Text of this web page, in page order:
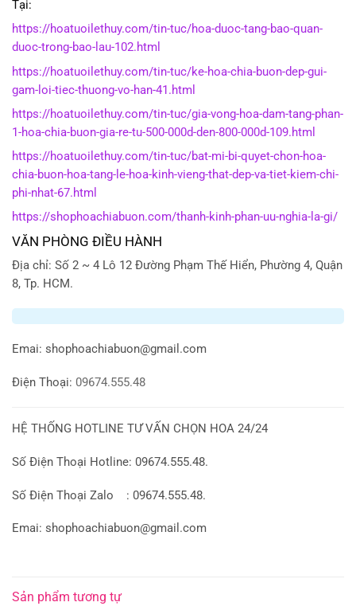
Tại:
https://hoatuoilethuy.com/tin-tuc/hoa-duoc-tang-bao-quan-
duoc-trong-bao-lau-102.html
https://hoatuoilethuy.com/tin-tuc/ke-hoa-chia-buon-dep-gui-
gam-loi-tiec-thuong-vo-han-41.html
https://hoatuoilethuy.com/tin-tuc/gia-vong-hoa-dam-tang-phan-
1-hoa-chia-buon-gia-re-tu-500-000d-den-800-000d-109.html
https://hoatuoilethuy.com/tin-tuc/bat-mi-bi-quyet-chon-hoa-
chia-buon-hoa-tang-le-hoa-kinh-vieng-that-dep-va-tiet-kiem-chi-
phi-nhat-67.html
https://shophoachiabuon.com/thanh-kinh-phan-uu-nghia-la-gi/
VĂN PHÒNG ĐIỀU HÀNH
Địa chỉ: Số 2 ~ 4 Lô 12 Đường Phạm Thế Hiển, Phường 4, Quận
8, Tp. HCM.
Emai: shophoachiabuon@gmail.com
Điện Thoại: 09674.555.48
HỆ THỐNG HOTLINE TƯ VẤN CHỌN HOA 24/24
Số Điện Thoại Hotline: 09674.555.48.
Số Điện Thoại Zalo : 09674.555.48.
Emai: shophoachiabuon@gmail.com
Sản phẩm tương tự